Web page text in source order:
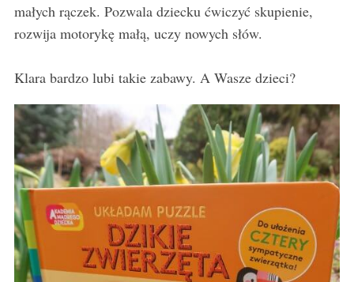
małych rączek. Pozwala dziecku ćwiczyć skupienie,
rozwija motorykę małą, uczy nowych słów.
Klara bardzo lubi takie zabawy. A Wasze dzieci?